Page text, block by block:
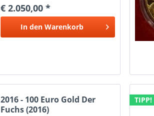
€ 2.050,00 *
In den Warenkorb
2016 - 100 Euro Gold Der
Fuchs (2016)
TIPP!